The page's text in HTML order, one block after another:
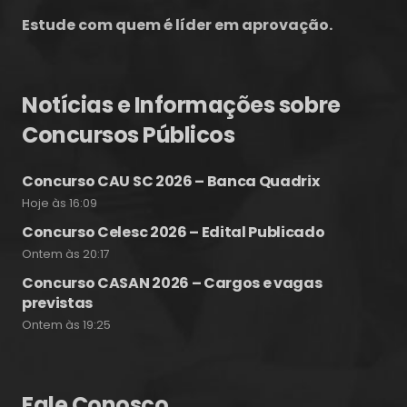
Estude com quem é líder em aprovação.
Notícias e Informações sobre
Concursos Públicos
Concurso CAU SC 2026 – Banca Quadrix
Hoje às 16:09
Concurso Celesc 2026 – Edital Publicado
Ontem às 20:17
Concurso CASAN 2026 – Cargos e vagas
previstas
Ontem às 19:25